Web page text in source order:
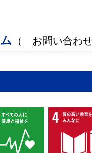
（ お問い合わ